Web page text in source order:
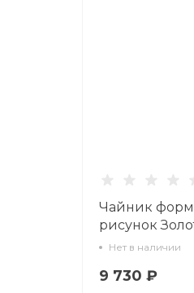
Чайник
рисунок
арт.
Нет в наличии
9 730 ₽